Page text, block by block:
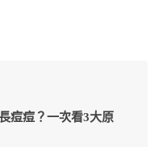
痘痘？一次看3大原